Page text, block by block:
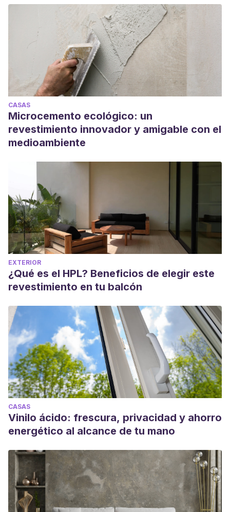
CASAS
Microcemento ecológico: un
revestimiento innovador y amigable con el
medioambiente
EXTERIOR
¿Qué es el HPL? Beneficios de elegir este
revestimiento en tu balcón
CASAS
Vinilo ácido: frescura, privacidad y ahorro
energético al alcance de tu mano